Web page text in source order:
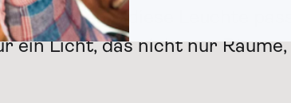
– diese Leuchte passt
ein Licht, das nicht nur Räume,